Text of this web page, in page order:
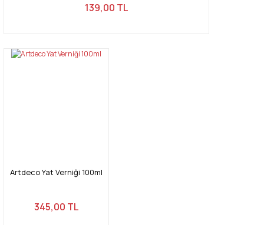
139,00 TL
Artdeco Yat Verniği 100ml
345,00 TL